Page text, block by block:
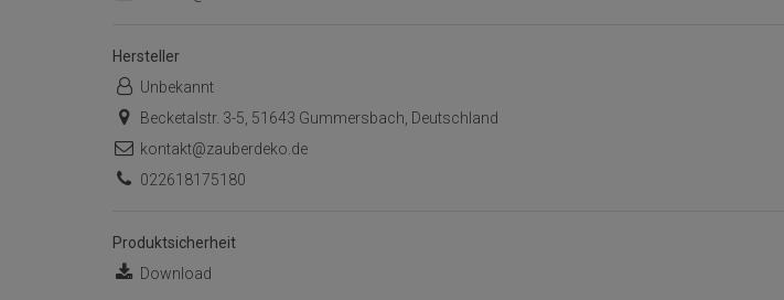
Hersteller
Unbekannt
Becketalstr. 3-5, 51643 Gummersbach, Deutschland
kontakt@zauberdeko.de
022618175180
Produktsicherheit
Download